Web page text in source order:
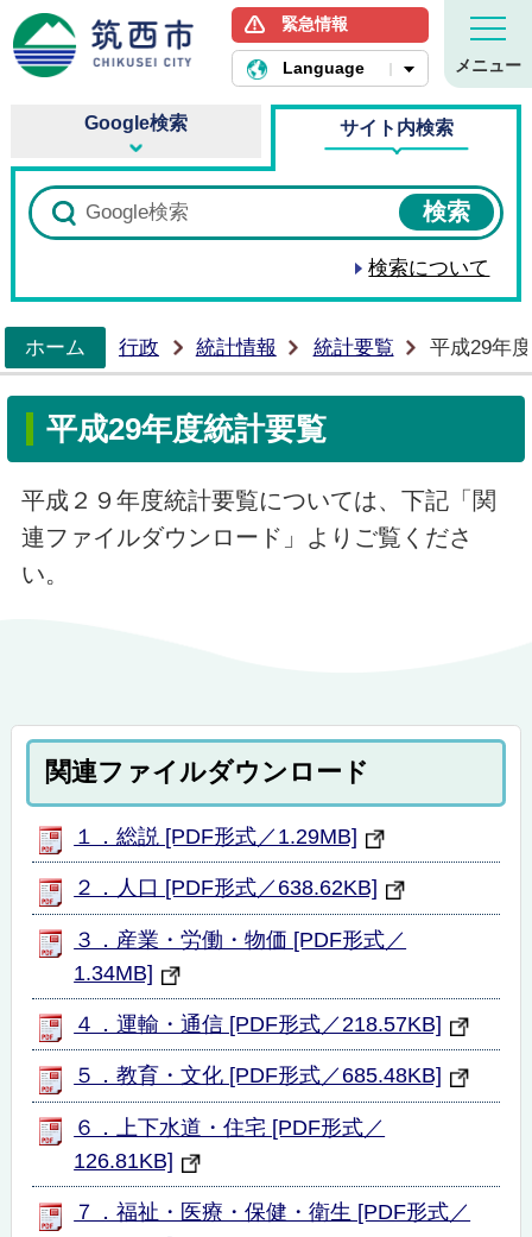
筑西市ホームページ
緊急情報
Language メニュー
Google検索 サイト内検索
検索について
ホーム
行政 統計情報 統計要覧 平成29年
平成29年度統計要覧
平成２９年度統計要覧については、下記「関
連ファイルダウンロード」よりご覧くださ
い。
関連ファイルダウンロード
１．総説 [PDF形式／1.29MB]
２．人口 [PDF形式／638.62KB]
３．産業・労働・物価 [PDF形式／
1.34MB]
４．運輸・通信 [PDF形式／218.57KB]
５．教育・文化 [PDF形式／685.48KB]
６．上下水道・住宅 [PDF形式／
126.81KB]
７．福祉・医療・保健・衛生 [PDF形式／